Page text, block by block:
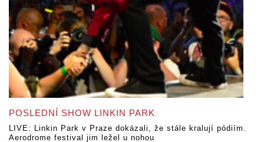
POSLEDNÍ SHOW LINKIN PARK
LIVE: Linkin Park v Praze dokázali, že stále kralují pódiím.
Aerodrome festival jim ležel u nohou